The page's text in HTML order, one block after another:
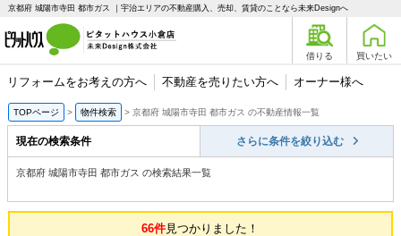
京都府 城陽市寺田 都市ガス ｜宇治エリアの不動産購入、売却、賃貸のことなら未来Designへ
借りる 買いたい
リフォームをお考えの方へ 不動産を売りたい方へ オーナー様へ
TOPページ 物件検索 京都府 城陽市寺田 都市ガス の不動産情報一覧
現在の検索条件 さらに条件を絞り込む
京都府 城陽市寺田 都市ガス の検索結果一覧
66件見つかりました！